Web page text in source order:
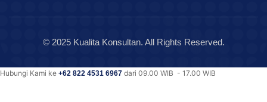
© 2025 Kualita Konsultan. All Rights Reserved.
Hubungi Kami ke +62 822 4531 6967 dari 09.00 WIB - 17.00 WIB